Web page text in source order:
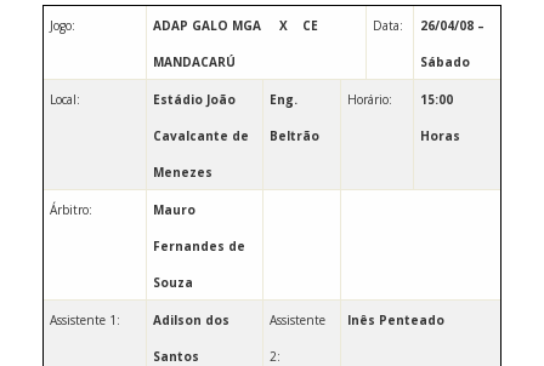
Jogo: ADAP GALO MGA X CE
MANDACARÚ
Data: 26/04/08 –
Sábado
Local: Estádio João
Cavalcante de
Menezes
Eng.
Beltrão
Horário: 15:00
Horas
Árbitro: Mauro
Fernandes de
Souza
Assistente 1: Adilson dos
Santos
Assistente
2:
Inês Penteado